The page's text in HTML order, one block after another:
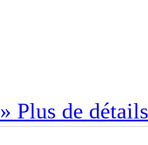
» Plus de détails